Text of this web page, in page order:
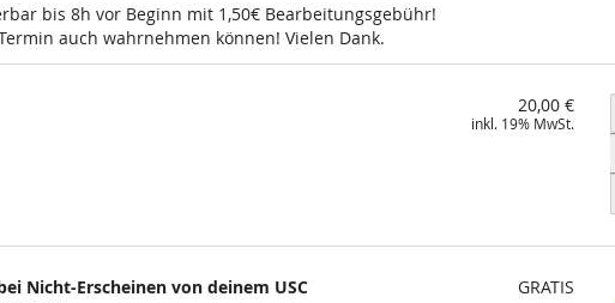
bis 8h vor Beginn mit 1,50€ Bearbeitungsgebühr!
auch wahrnehmen können! Vielen Dank.
20,00 €
inkl. 19% MwSt.
Nicht-Erscheinen von deinem USC
GRATIS